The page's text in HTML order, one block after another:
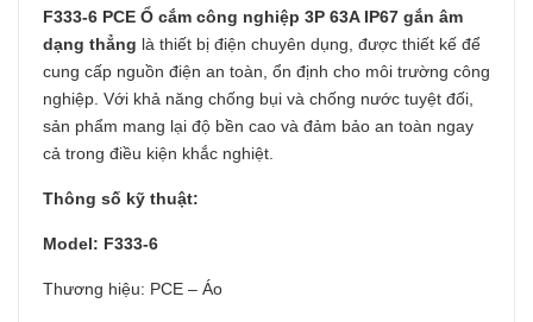
F333-6 PCE Ổ cắm công nghiệp 3P 63A IP67 gắn âm
dạng thẳng là thiết bị điện chuyên dụng, được thiết kế để
cung cấp nguồn điện an toàn, ổn định cho môi trường công
nghiệp. Với khả năng chống bụi và chống nước tuyệt đối,
sản phẩm mang lại độ bền cao và đảm bảo an toàn ngay
cả trong điều kiện khắc nghiệt.
Thông số kỹ thuật:
Model: F333-6
Thương hiệu: PCE – Áo